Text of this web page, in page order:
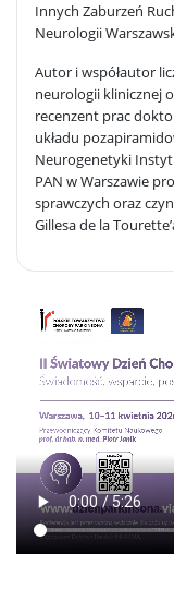
Innych Zaburzeń
Neurologii
Autor i współautor
neurologii klinicznej
recenzent prac
układu
Neurogenetyki
PAN w Warszawie
sprawczych oraz
Gillesa de la